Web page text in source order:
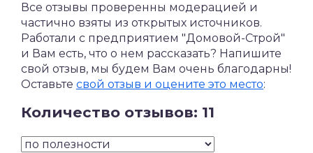
Все отзывы проверенны модерацией и
частично взяты из открытых источников.
Работали с предприятием "Домовой-Строй"
и Вам есть, что о нем рассказать? Напишите
свой отзыв, мы будем Вам очень благодарны!
Оставьте свой отзыв и оцените это место:
Количество отзывов: 11